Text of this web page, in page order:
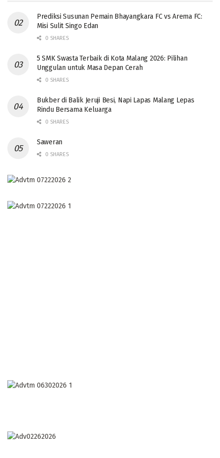
Prediksi Susunan Pemain Bhayangkara FC vs Arema FC:
Misi Sulit Singo Edan
0 SHARES
5 SMK Swasta Terbaik di Kota Malang 2026: Pilihan
Unggulan untuk Masa Depan Cerah
0 SHARES
Bukber di Balik Jeruji Besi, Napi Lapas Malang Lepas
Rindu Bersama Keluarga
0 SHARES
Saweran
0 SHARES